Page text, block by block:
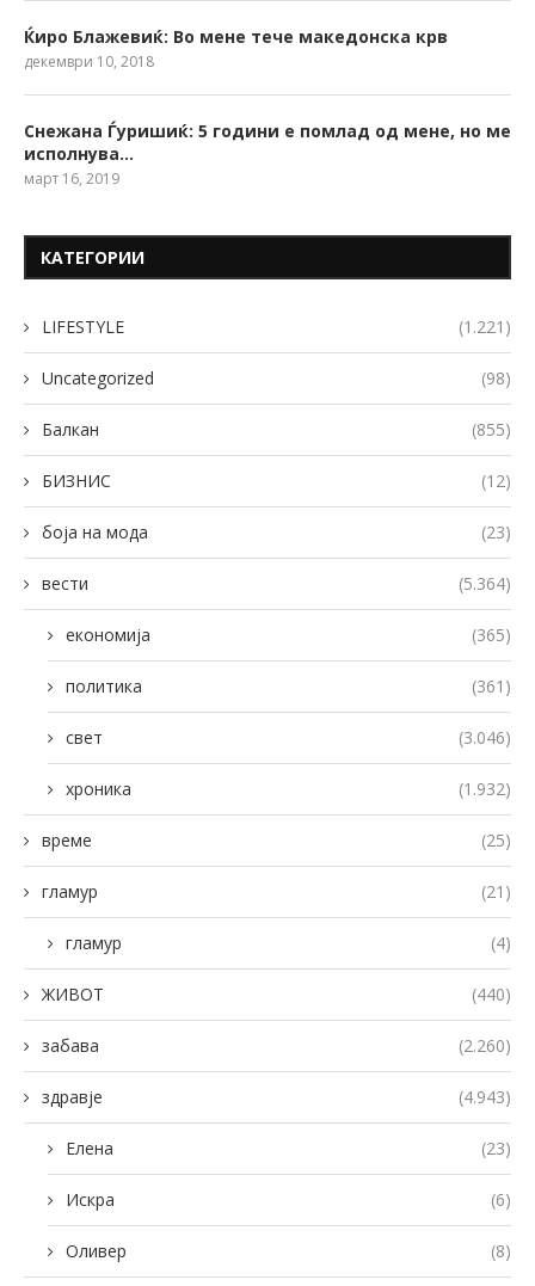
Ќиро Блажевиќ: Во мене тече македонска крв
декември 10, 2018
Снежана Ѓуришиќ: 5 години е помлад од мене, но ме
исполнува…
март 16, 2019
КАТЕГОРИИ
LIFESTYLE (1.221)
Uncategorized (98)
Балкан (855)
БИЗНИС (12)
боја на мода (23)
вести (5.364)
економија (365)
политика (361)
свет (3.046)
хроника (1.932)
време (25)
гламур (21)
гламур (4)
ЖИВОТ (440)
забава (2.260)
здравје (4.943)
Елена (23)
Искра (6)
Оливер (8)